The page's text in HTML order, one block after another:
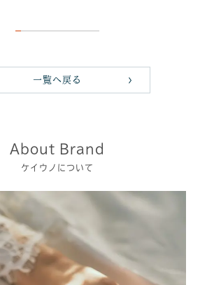
一覧へ戻る
About Brand
ケイウノについて